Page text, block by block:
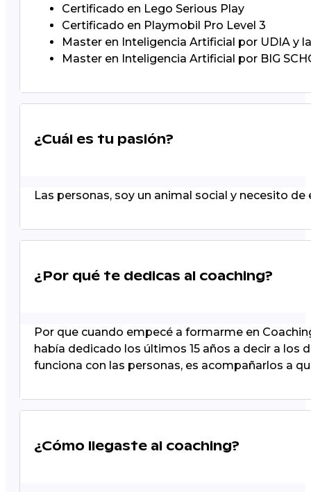
Certificado en Lego Serious Play
Certificado en Playmobil Pro Level 3
Master en Inteligencia Artificial por UDIA y
Master en Inteligencia Artificial por BIG
¿Cuál es tu pasión?
Las personas, soy un animal social y necesito
¿Por qué te dedicas al coaching?
Por que cuando empecé a formarme en
había dedicado los últimos 15 años a decir a los
funciona con las personas, es acompañarlos a
¿Cómo llegaste al coaching?